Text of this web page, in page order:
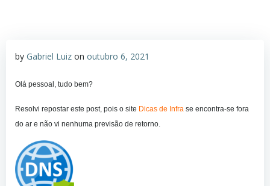
by Gabriel Luiz on outubro 6, 2021
Olá pessoal, tudo bem?
Resolvi repostar este post, pois o site Dicas de Infra se encontra-se fora
do ar e não vi nenhuma previsão de retorno.